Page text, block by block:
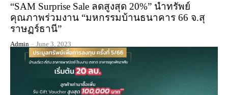
“SAM Surprise Sale ลดสูงสุด 20%” นำทรัพย์
คุณภาพร่วมงาน “มหกรรมบ้านธนาคาร 66 จ.สุ
ราษฏร์ธานี”
Admin - June 3, 2023